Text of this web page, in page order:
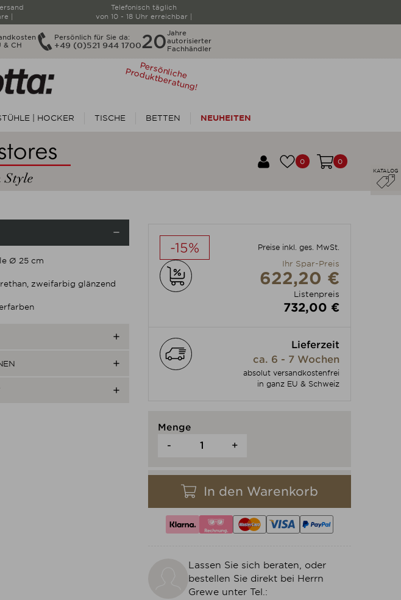
|
Telefonisch täglich
von 10 - 18 Uhr erreichbar |
& CH
Persönlich für Sie da:
+49 (0)521 944 1700
P
ersö
nliche
P
ro
d
uktb
eratung
!
20Jahre
autorisierter
Fachhändler
| HOCKER TISCHE BETTEN NEUHEITEN
0 0

Ø 25 cm
zweifarbig glänzend



-15%
Preise inkl. ges. MwSt.
Ihr Spar-Preis
622,20 €
Listenpreis
732,00 €
Lieferzeit
ca. 6 - 7 Wochen
absolut versandkostenfrei
in ganz EU & Schweiz
Menge
- +
In den Warenkorb
Lassen Sie sich beraten, oder
bestellen Sie direkt bei Herrn
Grewe unter Tel.:
KATALOG